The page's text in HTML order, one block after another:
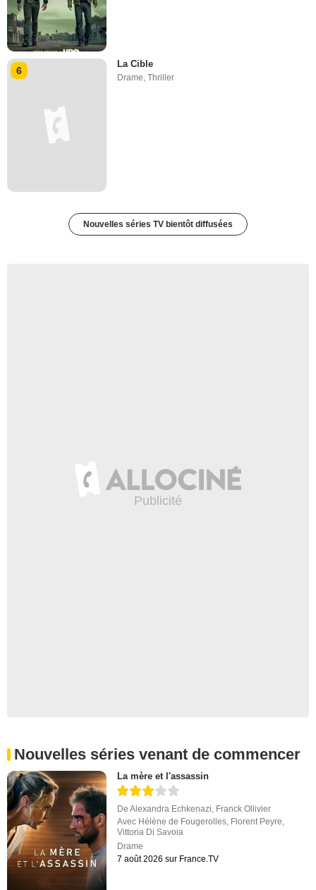
6
La Cible
Drame,Thriller
Nouvelles séries TV bientôt diffusées
Nouvelles séries venant de commencer
La mère et l'assassin
DeAlexandra Echkenazi Franck Ollivier
Avec Hélène de Fougerolles Florent Peyre
Vittoria Di Savoia
Drame
7 août 2026 sur France.TV